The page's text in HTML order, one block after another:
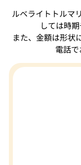
ルベライトトルマ
しては時
また、金額は形状
電話で